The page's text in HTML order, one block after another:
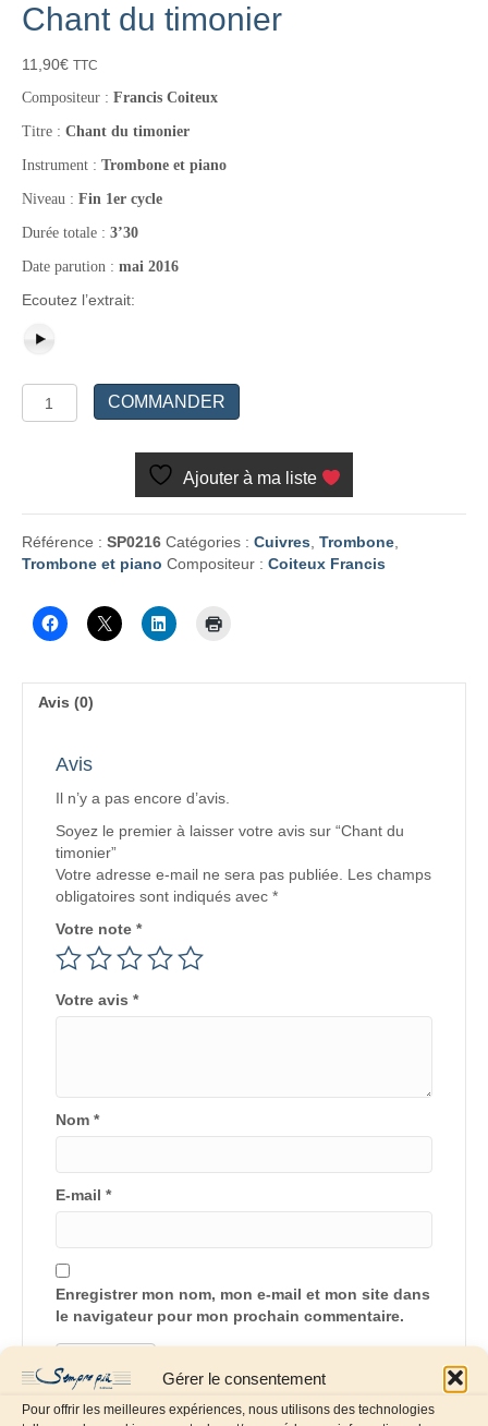
Gérer le consentement
Pour offrir les meilleures expériences, nous utilisons des technologies
Chant du timonier
11,90€ TTC
Compositeur : Francis Coiteux
Titre : Chant du timonier
Instrument : Trombone et piano
Niveau : Fin 1er cycle
Durée totale : 3’30
Date parution : mai 2016
Ecoutez l’extrait:
de
COMMANDER
Ajouter à ma liste
Référence : SP0216 Catégories : Cuivres Trombone
Trombone et piano Compositeur : Coiteux Francis
Avis (0)
Avis
Il n’y a pas encore d’avis.
Soyez le premier à laisser votre avis sur “Chant du
timonier”
Votre adresse e-mail ne sera pas publiée.
Les champs
obligatoires sont indiqués avec *
Votre note *
Votre avis *
Nom *
E-mail *
Enregistrer mon nom, mon e-mail et mon site dans
le navigateur pour mon prochain commentaire.